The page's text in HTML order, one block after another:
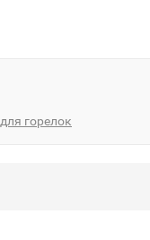
горелок